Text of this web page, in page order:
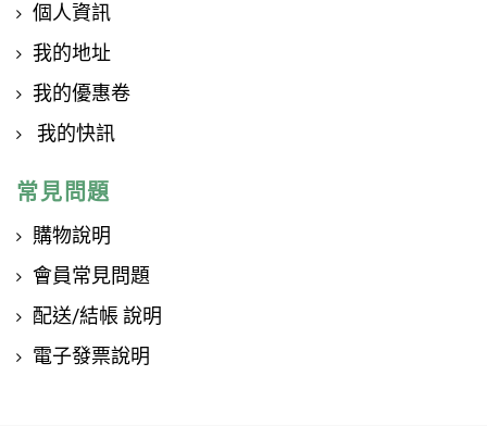
個人資訊
我的地址
我的優惠卷
我的快訊
常見問題
購物說明
會員常見問題
配送/結帳 說明
電子發票說明